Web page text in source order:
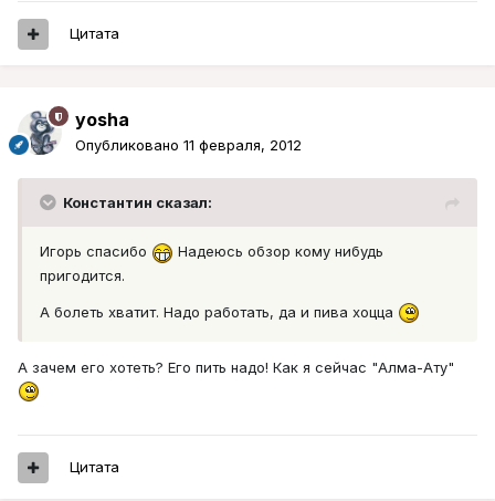
Цитата
yosha
Опубликовано 11 февраля, 2012
Константин сказал:
Игорь спасибо
Надеюсь обзор кому нибудь
пригодится.
А болеть хватит. Надо работать, да и пива хоцца
А зачем его хотеть? Его пить надо! Как я сейчас "Алма-Ату"
Цитата